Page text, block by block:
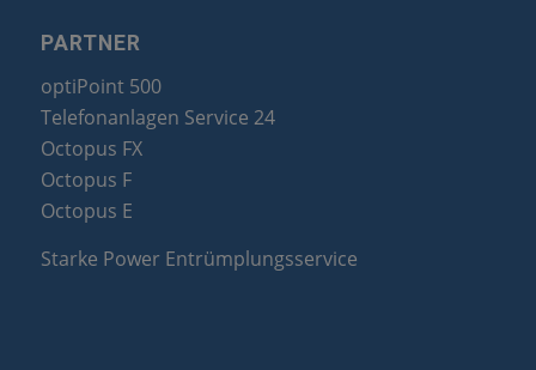
PARTNER
optiPoint 500
Telefonanlagen Service 24
Octopus FX
Octopus F
Octopus E
Starke Power Entrümplungsservice